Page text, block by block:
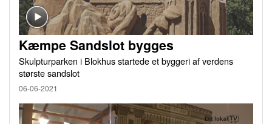
Kæmpe Sandslot bygges
Skulpturparken i Blokhus startede et byggeri af verdens
største sandslot
06-06-2021